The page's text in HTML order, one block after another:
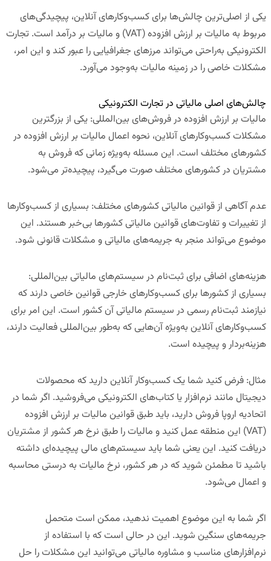
یکی از اصلی‌ترین چالش‌ها برای کسب‌وکارهای آنلاین، پیچیدگی‌های
مربوط به مالیات بر ارزش افزوده(VAT) و مالیات بر درآمد است. تجارت
الکترونیکی به‌راحتی می‌تواند مرزهای جغرافیایی را عبور کند و این امر،
مشکلات خاصی را در زمینه مالیات به‌وجود می‌آورد.
چالش‌های اصلی مالیاتی در تجارت الکترونیکی
مالیات بر ارزش افزوده در فروش‌های بین‌المللی: یکی از بزرگترین
مشکلات کسب‌وکارهای آنلاین، نحوه اعمال مالیات بر ارزش افزوده در
کشورهای مختلف است. این مسئله به‌ویژه زمانی که فروش به
مشتریان در کشورهای مختلف صورت می‌گیرد، پیچیده‌تر می‌شود.
عدم آگاهی از قوانین مالیاتی کشورهای مختلف: بسیاری از کسب‌وکارها
از تغییرات و تفاوت‌های قوانین مالیاتی کشورها بی‌خبر هستند. این
موضوع می‌تواند منجر به جریمه‌های مالیاتی و مشکلات قانونی شود.
هزینه‌های اضافی برای ثبت‌نام در سیستم‌های مالیاتی بین‌المللی:
بسیاری از کشورها برای کسب‌وکارهای خارجی قوانین خاصی دارند که
نیازمند ثبت‌نام رسمی در سیستم مالیاتی آن کشور است. این امر برای
کسب‌وکارهای آنلاین به‌ویژه آن‌هایی که به‌طور بین‌المللی فعالیت دارند،
هزینه‌بردار و پیچیده است.
مثال: فرض کنید شما یک کسب‌وکار آنلاین دارید که محصولات
دیجیتال مانند نرم‌افزار یا کتاب‌های الکترونیکی می‌فروشید. اگر شما در
اتحادیه اروپا فروش دارید، باید طبق قوانین مالیات بر ارزش افزوده
(VAT) این منطقه عمل کنید و مالیات را طبق نرخ هر کشور از مشتریان
دریافت کنید. این یعنی شما باید سیستم‌های مالی پیچیده‌ای داشته
باشید تا مطمئن شوید که در هر کشور، نرخ مالیات به درستی محاسبه
و اعمال می‌شود.
اگر شما به این موضوع اهمیت ندهید، ممکن است متحمل
جریمه‌های سنگین شوید. این در حالی است که با استفاده از
نرم‌افزارهای مناسب و مشاوره مالیاتی می‌توانید این مشکلات را حل